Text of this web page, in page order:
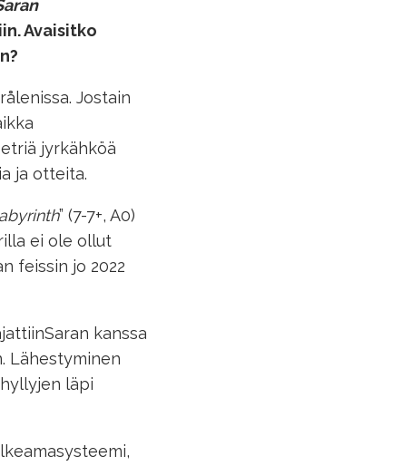
Avaisitko
Jostain
jyrkähköä
ja otteita.
” (7-7+, A0)
ei ole ollut
feissin jo 2022
kanssa
Lähestyminen
läpi